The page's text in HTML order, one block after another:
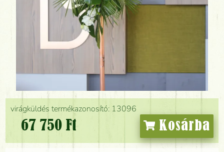
virágküldés termékazonosító: 13096
67 750 Ft Kosárba